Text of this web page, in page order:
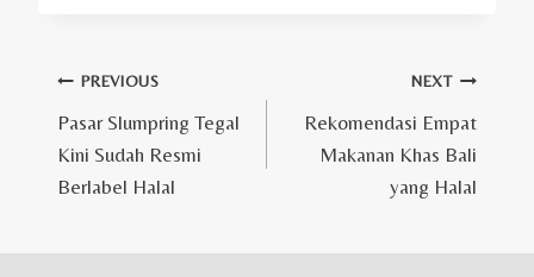
Post
navigation
PREVIOUS
Pasar Slumpring Tegal
Kini Sudah Resmi
Berlabel Halal
NEXT
Rekomendasi Empat
Makanan Khas Bali
yang Halal